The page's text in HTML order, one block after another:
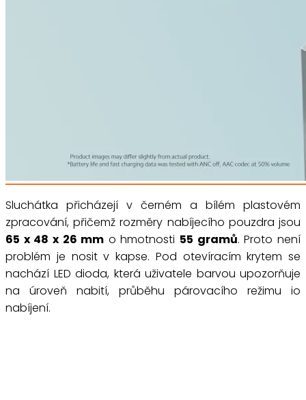
Sluchátka přicházejí v černém a bílém plastovém
zpracování, přičemž rozměry nabíjecího pouzdra jsou
65 x 48 x 26 mm o hmotnosti 55 gramů. Proto není
problém je nosit v kapse. Pod otevíracím krytem se
nachází LED dioda, která uživatele barvou upozorňuje
na úroveň nabití, průběhu párovacího režimu io
nabíjení.